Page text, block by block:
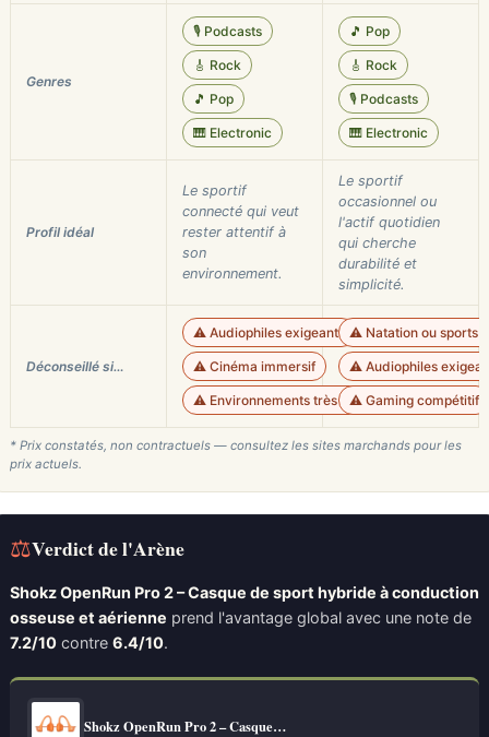
Genres
🎙️ Podcasts
🎸 Rock
🎵 Pop
🎹 Electronic
🎵 Pop
🎸 Rock
🎙️ Podcasts
🎹 Electronic
Profil idéal
Le sportif
connecté qui veut
rester attentif à
son
environnement.
Le sportif
occasionnel ou
l'actif quotidien
qui cherche
durabilité et
simplicité.
Déconseillé si…
⚠️ Audiophiles exigeants
⚠️ Cinéma immersif
⚠️ Environnements très bruyants
⚠️ Natation ou sports
⚠️ Audiophiles
⚠️ Gaming compétitif
* Prix constatés, non contractuels — consultez les sites marchands pour les
prix actuels.
⚖Verdict de l'Arène
Shokz OpenRun Pro 2 – Casque de sport hybride à conduction
osseuse et aérienne prend l'avantage global avec une note de
7.2/10 contre 6.4/10.
Shokz OpenRun Pro 2 – Casque…